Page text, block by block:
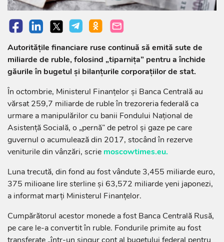
Autoritățile financiare ruse continuă să emită sute de
miliarde de ruble, folosind „tiparnița” pentru a închide
găurile în bugetul și bilanţurile corporaţiilor de stat.
În octombrie, Ministerul Finanțelor și Banca Centrală au
vărsat 259,7 miliarde de ruble în trezoreria federală ca
urmare a manipulărilor cu banii Fondului Național de
Asistență Socială, o „pernă” de petrol și gaze pe care
guvernul o acumulează din 2017, stocând în rezerve
veniturile din vânzări, scrie moscowtimes.eu.
Luna trecută, din fond au fost vândute 3,455 miliarde euro,
375 milioane lire sterline și 63,572 miliarde yeni japonezi,
a informat marți Ministerul Finanțelor.
Cumpărătorul acestor monede a fost Banca Centrală Rusă,
pe care le-a convertit în ruble. Fondurile primite au fost